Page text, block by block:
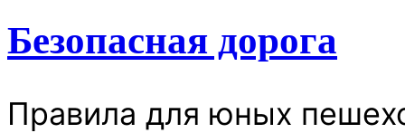
Безопасная дорога
Правила для юных